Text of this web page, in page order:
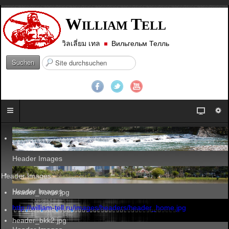
WILLIAM TELL
วิลเลี่ยม เทล Вильгельм Телль
Suchen
S
e
.
.
.
Header Images
Header Images
Header Images
header_home.jpg
http://william-tell.ru/images/headers/header_home.jpg
header_bkk2.jpg